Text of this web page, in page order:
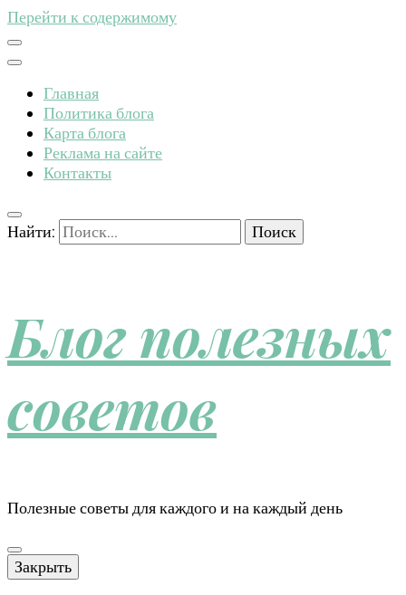
Перейти к содержимому
Главная
Политика блога
Карта блога
Реклама на сайте
Контакты
Найти:
Блог полезных
советов
Полезные советы для каждого и на каждый день
Закрыть